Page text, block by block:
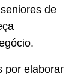
de
por elaborar